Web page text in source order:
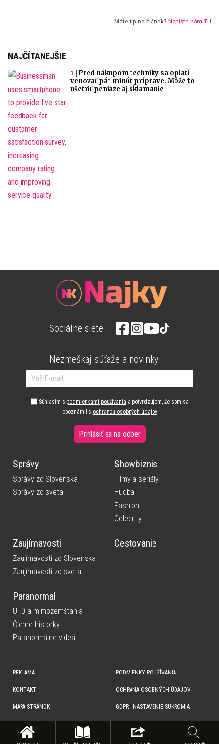
Máte tip na článok? Napíšte nám TU
NAJČÍTANEJŠIE
Pred nákupom techniky sa oplatí
venovať pár minút príprave. Môže to
ušetriť peniaze aj sklamanie
Sociálne siete
Nezmeškaj súťaže a novinky
Súhlasím s podmienkami používania a potvrdzujem, že som sa
oboznámil s ochranou osobných údajov
Prihlásiť sa na odber
Správy
Správy zo Slovenska
Správy zo sveta
Showbiznis
Filmy a seriály
Hudba
Fashion
Celebrity
Zaujímavosti
Zaujímavosti zo Slovenska
Zaujímavosti zo sveta
Cestovanie
Paranormal
UFO a mimozemštania
Čierne historky
Paranormálne videá
REKLAMA
KONTAKT
MAPA STRÁNOK
PODMIENKY POUŽÍVANIA
OCHRANA OSOBNÝCH ÚDAJOV
GDPR - NASTAVENIE SUKROMIA
súhlas na rozmnožovanie, šírenie a na verejný prenos obsahu. Na tejto stránke môžu byť umiestnené reklamné
odkazy, alebo reklamné produkty.